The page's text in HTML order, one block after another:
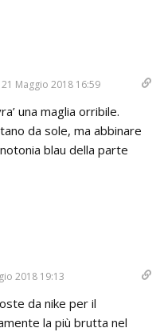
21 Maggio 2018 16:59
una maglia orribile.
da sole, ma abbinare
blau della parte
2018 19:13
da nike per il
la più brutta nel